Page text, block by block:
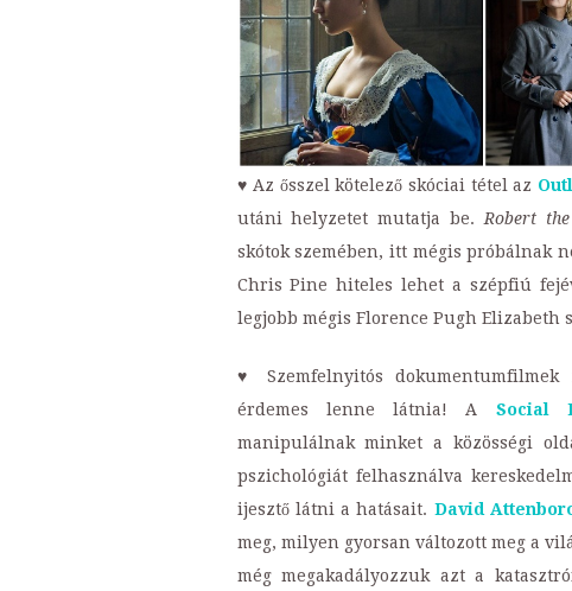
♥ Az ősszel kötelező skóciai tétel az
utáni helyzetet mutatja be. Robert
skótok szemében, itt mégis próbálnak
Chris Pine hiteles lehet a szépfiú
legjobb mégis Florence Pugh Elizabeth
♥ Szemfelnyitós
érdemes lenne látnia! A Social
manipulálnak minket a közösségi
pszichológiát felhasználva
ijesztő látni a hatásait. David
meg, milyen gyorsan változott meg a
még megakadályozzuk azt a